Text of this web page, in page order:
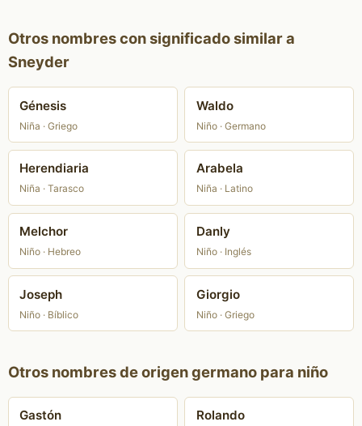
Otros nombres con significado similar a
Sneyder
Génesis
Niña · Griego
Waldo
Niño · Germano
Herendiaria
Niña · Tarasco
Arabela
Niña · Latino
Melchor
Niño · Hebreo
Danly
Niño · Inglés
Joseph
Niño · Bíblico
Giorgio
Niño · Griego
Otros nombres de origen germano para niño
Gastón Rolando